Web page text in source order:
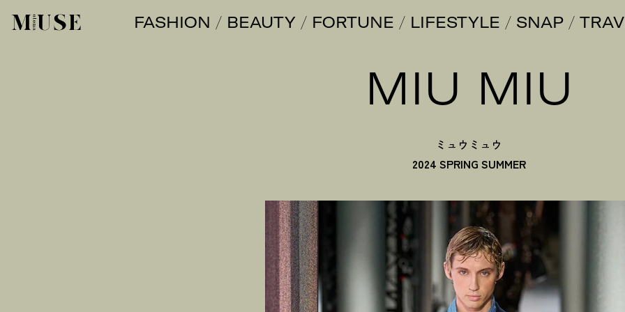
オトナミューズ ウェブFASHION BEAUTY FORTUNE LIFESTYLE SNAP
MIU MIU
ミュウミュウ
2024 SPRING SUMMER